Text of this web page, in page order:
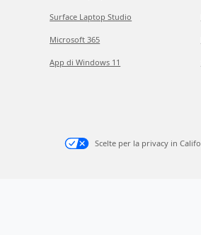
Surface Laptop Studio
Microsoft 365
App di Windows 11
Scelte per la privacy in